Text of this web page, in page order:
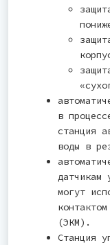
в
станция
воды в
датчикам
могут
(ЭКМ).
Станция